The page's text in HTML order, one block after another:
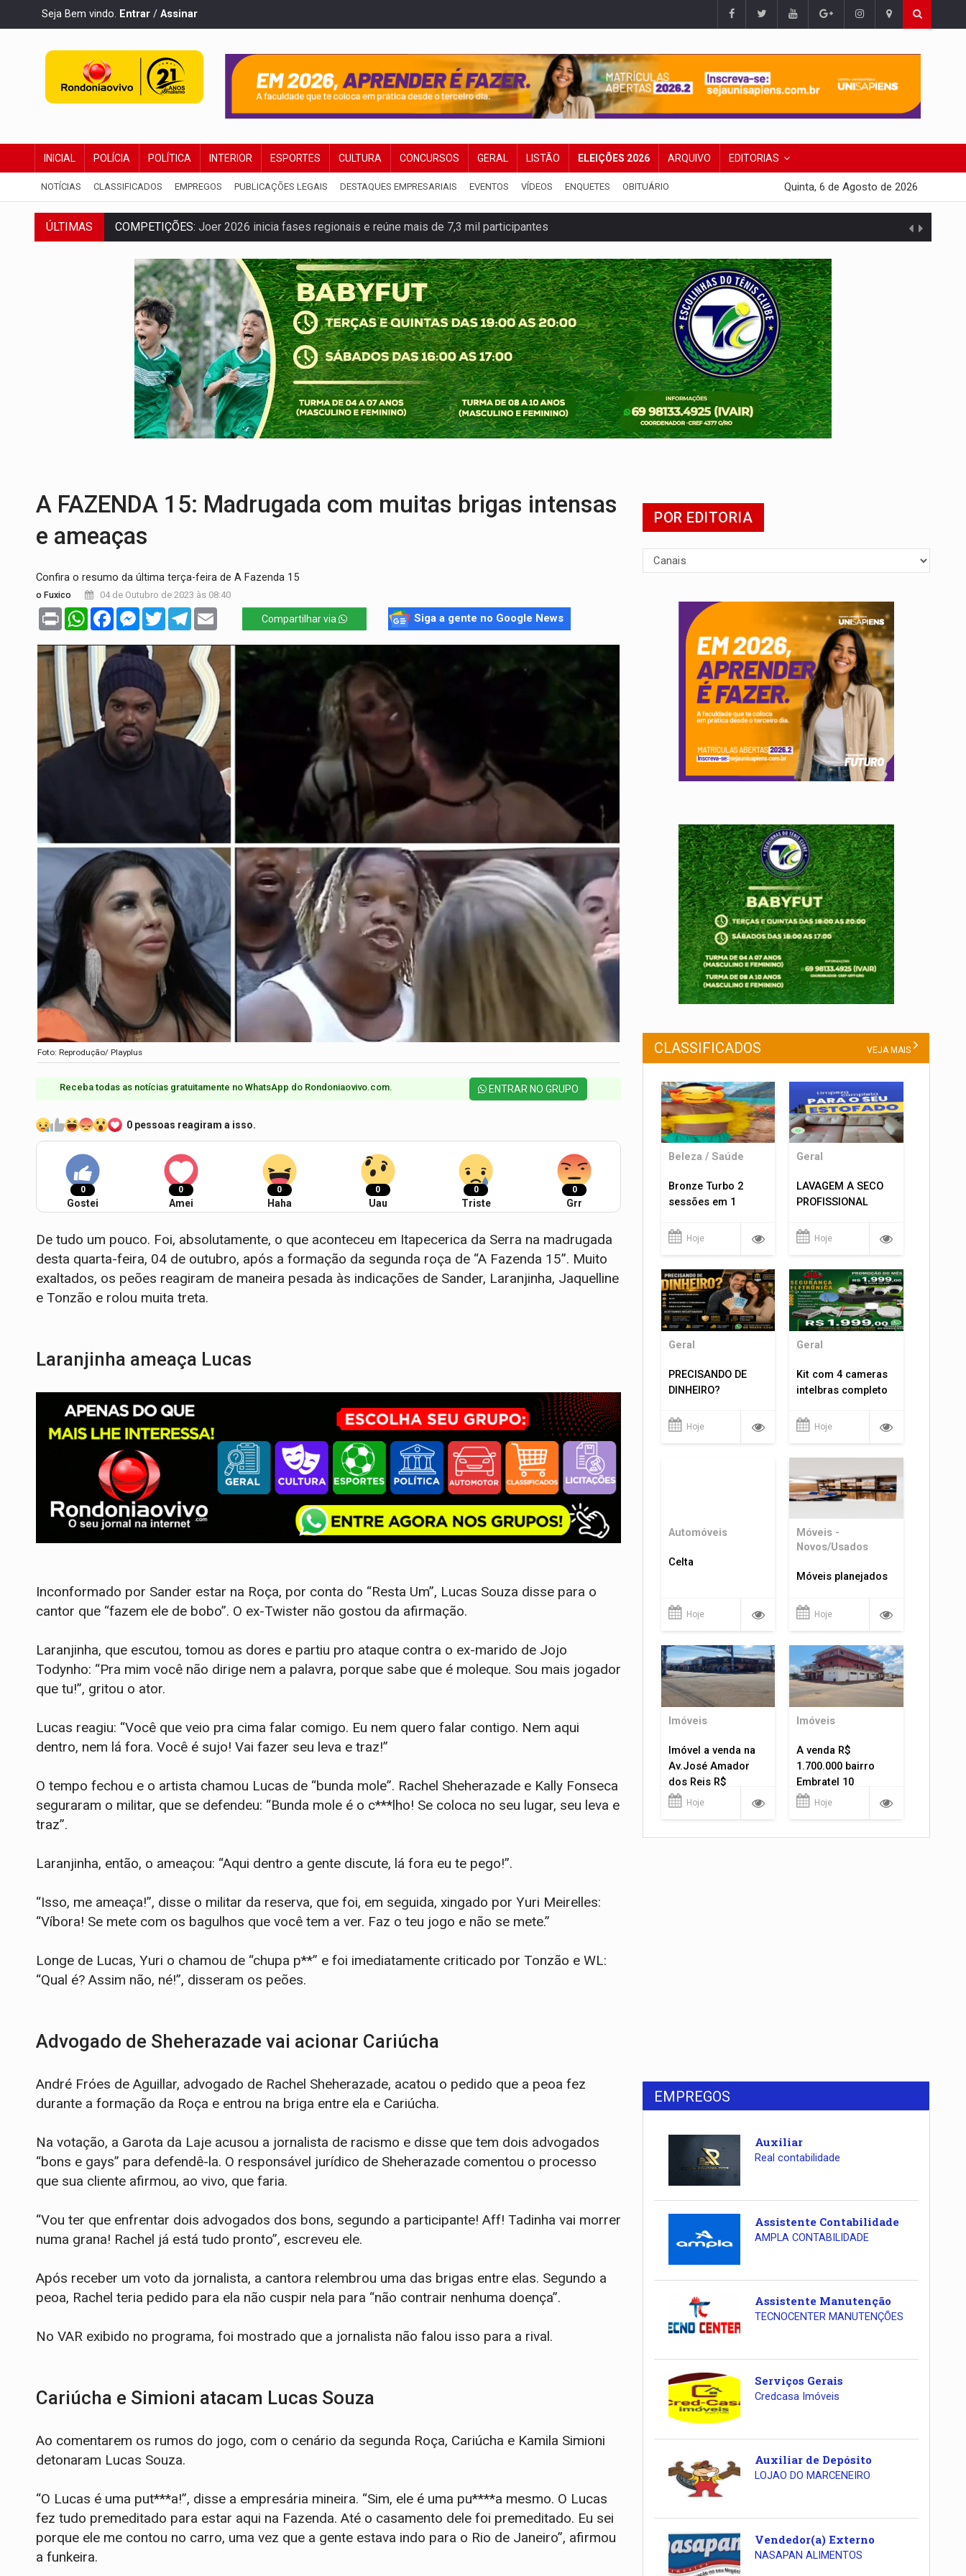
Seja Bem vindo. Entrar / Assinar
INICIAL POLÍCIA POLÍTICA INTERIOR ESPORTES CULTURA CONCURSOS GERAL LISTÃO ELEIÇÕES 2026 ARQUIVO EDITORIAS
NOTÍCIAS CLASSIFICADOS EMPREGOS PUBLICAÇÕES LEGAIS DESTAQUES EMPRESARIAIS EVENTOS VÍDEOS ENQUETES OBITUÁRIO Quinta, 6 de Agosto de 2026
ÚLTIMAS COMPETIÇÕES: Joer 2026 inicia fases regionais e reúne mais de 7,3 mil participantes
PERIGO:Moradores denunciam escuridão e insegurança na Estrada dos Periquitos
COLIGAÇÃO:Reabertura de ação no TSE pode resultar em cassação de prefeita de Pimenta Bueno
INCLUSÃO:APAE Porto Velho abre inscrições para taekwondo
CLUBE DOS R$ 00,00:21 candidatos declaram patrimônio zero em Rondônia nas eleições de 2026
INTERIOR:Ouro Preto do Oeste realiza Cavalgada da Expo Show Norte neste sábado
DESENVOLVIMENTO:Ideb avança nos anos iniciais do ensino fundamental em Rondônia
VULGO 'UNIÃO':Chefe de facção criminosa é preso durante operação policial
A FAZENDA 15: Madrugada com muitas brigas intensas
e ameaças
Confira o resumo da última terça-feira de A Fazenda 15
o Fuxico 04 de Outubro de 2023 às 08:40
Print WhatsAppFacebookMessenger
TwitterTelegram Compartilhar via Siga a gente no Google News
Foto: Reprodução/ Playplus
Receba todas as notícias gratuitamente no WhatsApp do Rondoniaovivo.com.​ ENTRAR NO GRUPO
0 pessoas reagiram a isso.
0
Gostei
0
Amei
0
Haha
0
Uau
0
Triste
0
Grr
De tudo um pouco. Foi, absolutamente, o que aconteceu em Itapecerica da Serra na madrugada
desta quarta-feira, 04 de outubro, após a formação da segunda roça de “A Fazenda 15”. Muito
exaltados, os peões reagiram de maneira pesada às indicações de Sander, Laranjinha, Jaquelline
e Tonzão e rolou muita treta.
Laranjinha ameaça Lucas
Inconformado por Sander estar na Roça, por conta do “Resta Um”, Lucas Souza disse para o
cantor que “fazem ele de bobo”. O ex-Twister não gostou da afirmação.
Laranjinha, que escutou, tomou as dores e partiu pro ataque contra o ex-marido de Jojo
Todynho: “Pra mim você não dirige nem a palavra, porque sabe que é moleque. Sou mais jogador
que tu!”, gritou o ator.
Lucas reagiu: “Você que veio pra cima falar comigo. Eu nem quero falar contigo. Nem aqui
dentro, nem lá fora. Você é sujo! Vai fazer seu leva e traz!”
O tempo fechou e o artista chamou Lucas de “bunda mole”. Rachel Sheherazade e Kally Fonseca
seguraram o militar, que se defendeu: “Bunda mole é o c***lho! Se coloca no seu lugar, seu leva e
traz”.
Laranjinha, então, o ameaçou: “Aqui dentro a gente discute, lá fora eu te pego!”.
“Isso, me ameaça!”, disse o militar da reserva, que foi, em seguida, xingado por Yuri Meirelles:
“Víbora! Se mete com os bagulhos que você tem a ver. Faz o teu jogo e não se mete.”
Longe de Lucas, Yuri o chamou de “chupa p**” e foi imediatamente criticado por Tonzão e WL:
“Qual é? Assim não, né!”, disseram os peões.
Advogado de Sheherazade vai acionar Cariúcha
André Fróes de Aguillar, advogado de Rachel Sheherazade, acatou o pedido que a peoa fez
durante a formação da Roça e entrou na briga entre ela e Cariúcha.
Na votação, a Garota da Laje acusou a jornalista de racismo e disse que tem dois advogados
“bons e gays” para defendê-la. O responsável jurídico de Sheherazade comentou o processo
que sua cliente afirmou, ao vivo, que faria.
“Vou ter que enfrentar dois advogados dos bons, segundo a participante! Aff! Tadinha vai morrer
numa grana! Rachel já está tudo pronto”, escreveu ele.
Após receber um voto da jornalista, a cantora relembrou uma das brigas entre elas. Segundo a
peoa, Rachel teria pedido para ela não cuspir nela para “não contrair nenhuma doença”.
No VAR exibido no programa, foi mostrado que a jornalista não falou isso para a rival.
Cariúcha e Simioni atacam Lucas Souza
Ao comentarem os rumos do jogo, com o cenário da segunda Roça, Cariúcha e Kamila Simioni
detonaram Lucas Souza.
“O Lucas é uma put***a!”, disse a empresária mineira. “Sim, ele é uma pu****a mesmo. O Lucas
fez tudo premeditado para estar aqui na Fazenda. Até o casamento dele foi premeditado. Eu sei
porque ele me contou no carro, uma vez que a gente estava indo para o Rio de Janeiro”, afirmou
a funkeira.
POR EDITORIA
CLASSIFICADOS VEJA MAIS
Beleza / Saúde
Bronze Turbo 2
sessões em 1
Hoje
Geral
LAVAGEM A SECO
PROFISSIONAL
Hoje
Geral
PRECISANDO DE
DINHEIRO?
Hoje
Geral
Kit com 4 cameras
intelbras completo
Hoje
Automóveis
Celta
Hoje
Móveis -
Novos/Usados
Móveis planejados
Hoje
Imóveis
Imóvel a venda na
Av.José Amador
dos Reis R$
1.400.000
Hoje
Imóveis
A venda R$
1.700.000 bairro
Embratel 10
apartamentos!
Hoje
EMPREGOS
Auxiliar
Real contabilidade
Assistente Contabilidade
AMPLA CONTABILIDADE
Assistente Manutenção
TECNOCENTER MANUTENÇÕES
Serviços Gerais
Credcasa Imóveis
Auxiliar de Depósito
LOJAO DO MARCENEIRO
Vendedor(a) Externo
NASAPAN ALIMENTOS